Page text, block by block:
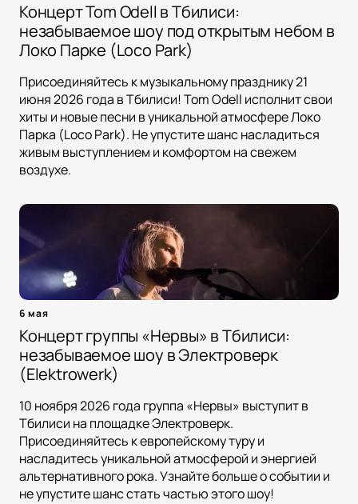
Концерт Tom Odell в Тбилиси:
незабываемое шоу под открытым небом в
Локо Парке (Loco Park)
Присоединяйтесь к музыкальному празднику 21
июня 2026 года в Тбилиси! Tom Odell исполнит свои
хиты и новые песни в уникальной атмосфере Локо
Парка (Loco Park). Не упустите шанс насладиться
живым выступлением и комфортом на свежем
воздухе.
6 мая
Концерт группы «Нервы» в Тбилиси:
незабываемое шоу в Электроверк
(Elektrowerk)
10 ноября 2026 года группа «Нервы» выступит в
Тбилиси на площадке Электроверк.
Присоединяйтесь к европейскому туру и
насладитесь уникальной атмосферой и энергией
альтернативного рока. Узнайте больше о событии и
не упустите шанс стать частью этого шоу!